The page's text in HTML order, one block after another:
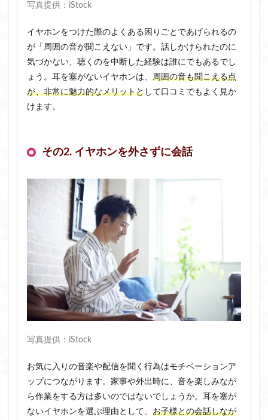
写真提供：iStock
イヤホンをつけた際のよくある困りごとであげられるの
が「周囲の音が聞こえない」です。話しかけられたのに
気づかない、聴くのを中断した経験は誰にでもあるでし
ょう。耳を塞がないイヤホンは、 周囲の音も聞こえる点
が、非常に魅力的なメリットと して口コミでもよく見か
けます。
その2. イヤホンを外さずに会話
写真提供：iStock
お気に入りの音楽や配信を聞く行為はモチベーションア
ップにつながります。家事や外出時に、音を楽しみなが
ら作業をする方は多いのではないでしょうか。耳を塞が
ないイヤホンを選ぶ理由として、 お子様との会話しなが